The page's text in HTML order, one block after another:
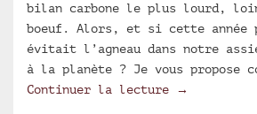
bilan carbone le plus lourd,
boeuf. Alors, et si cette année
évitait l’agneau dans notre
à la planète ? Je vous propose
Continuer la lecture
Rôti de
→